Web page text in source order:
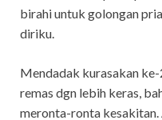
birahi untuk golongan
diriku.
Mendadak kurasakan
remas dgn lebih keras,
meronta-ronta